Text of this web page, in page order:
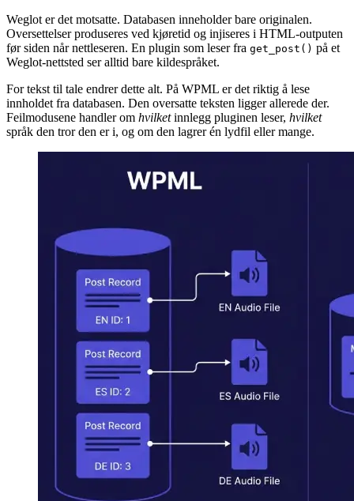
Weglot er det motsatte. Databasen inneholder bare originalen.
Oversettelser produseres ved kjøretid og injiseres i HTML-outputen
før siden når nettleseren. En plugin som leser fra get_post() på et
Weglot-nettsted ser alltid bare kildespråket.
For tekst til tale endrer dette alt. På WPML er det riktig å lese
innholdet fra databasen. Den oversatte teksten ligger allerede der.
Feilmodusene handler om hvilketinnlegg pluginen leser, hvilket
språk den tror den er i, og om den lagrer én lydfil eller mange.